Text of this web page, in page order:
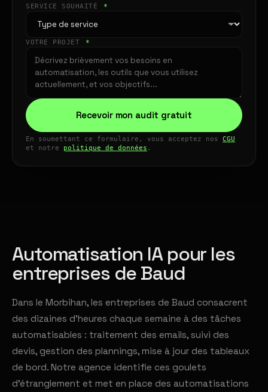
SERVICE SOUHAITÉ *
VOTRE PROJET *
Recevoir mon audit gratuit
En soumettant ce formulaire, vous acceptez nos CGU
et notre politique de données .
Automatisation IA pour les
entreprises de Baud
Dans le Morbihan, les entreprises de Baud consacrent
des dizaines d'heures chaque semaine à des tâches
automatisables : traitement des emails, suivi des
devis, gestion des plannings, mise à jour des tableaux
de bord. Notre agence identifie ces goulets
d'étranglement et met en place des automatisations